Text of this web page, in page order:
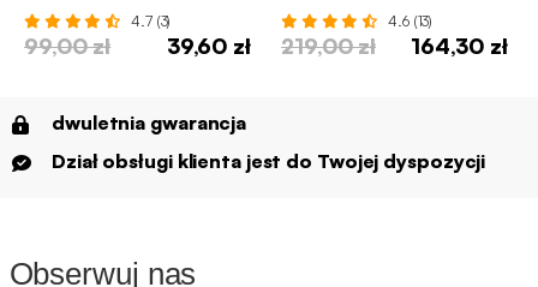
4.7 (3)
99,00 zł 39,60 zł
4.6 (13)
219,00 zł 164,30 zł
dwuletnia gwarancja
Dział obsługi klienta jest do Twojej dyspozycji
Obserwuj nas